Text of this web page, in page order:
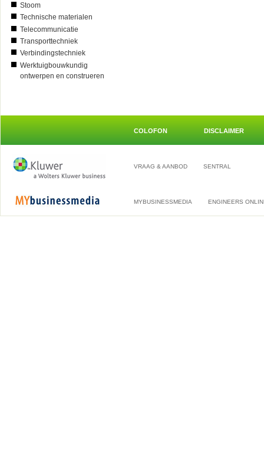
Stoom
Technische materialen
Telecommunicatie
Transporttechniek
Verbindingstechniek
Werktuigbouwkundig
ontwerpen en construeren
COLOFON DISCLAIMER
VRAAG & AANBOD SENTRAL
MYBUSINESSMEDIA ENGINEERS